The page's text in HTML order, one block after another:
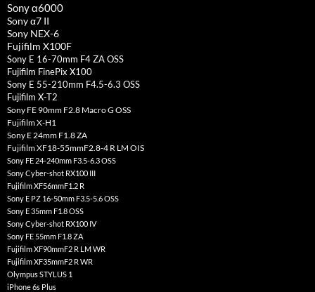
Sony α6000
Sony α7 II
Sony NEX-6
Fujifilm X100F
Sony E 16-70mm F4 ZA OSS
Fujifilm FinePix X100
Sony E 55-210mm F4.5-6.3 OSS
Fujifilm X-T2
Sony FE 90mm F2.8 Macro G OSS
Fujifilm X-H1
Sony E 24mm F1.8 ZA
Fujifilm XF18-55mmF2.8-4 R LM OIS
Sony FE 24-240mm F3.5-6.3 OSS
Sony Cyber-shot RX100 III
Fujifilm XF56mmF1.2 R
Sony E PZ 16-50mm F3.5-5.6 OSS
Sony E 35mm F1.8 OSS
Sony Cyber-shot RX100 IV
Sony FE 55mm F1.8 ZA
Fujifilm XF90mmF2 R LM WR
Fujifilm XF35mmF2 R WR
Olympus STYLUS 1
iPhone 6s Plus